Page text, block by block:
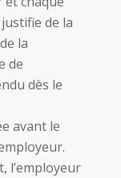
de la
la
de
dès le
avant le
l’employeur